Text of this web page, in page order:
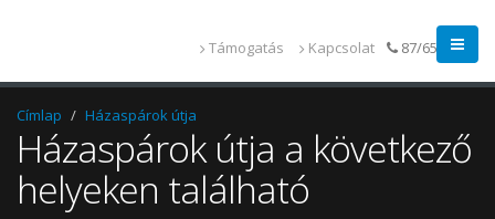
Támogatás Kapcsolat 87/655-014
Címlap Házaspárok útja
Házaspárok útja a következő
helyeken található